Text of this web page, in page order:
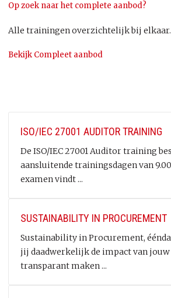
Op zoek naar het complete aanbod?
Alle trainingen overzichtelijk bij elkaar.
Bekijk Compleet aanbod
ISO/IEC 27001 AUDITOR TRAINING
De ISO/IEC 27001 Auditor training
aansluitende trainingsdagen van
examen vindt ...
SUSTAINABILITY IN PROCUREMENT
Sustainability in Procurement,
jij daadwerkelijk de impact van
transparant maken ...